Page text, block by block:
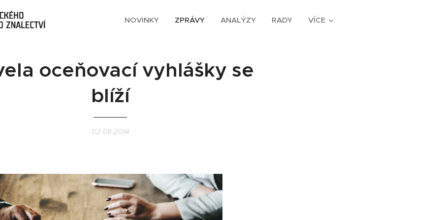
NOVINKY ZPRÁVY ANALÝZY RADY VÍCE
oceňovací vyhlášky se
blíží
02.08.2014